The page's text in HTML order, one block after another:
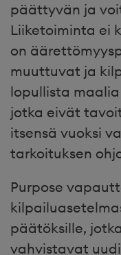
päättyvän ja
Liiketoiminta ei
on
muuttuvat ja
lopullista
jotka eivät
itsensä vuoksi
tarkoituksen
Purpose
päätöksille,
vahvistavat